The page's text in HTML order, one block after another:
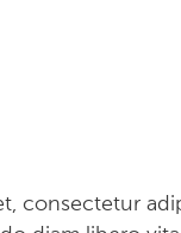
consectetur